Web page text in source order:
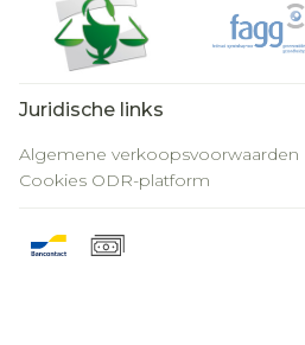
Juridische links
Algemene verkoopsvoorwaarden
Cookies ODR-platform